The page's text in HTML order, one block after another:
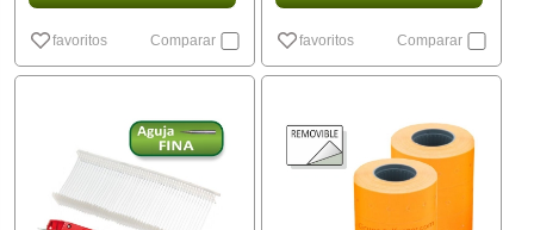
favoritos Comparar favoritos Comparar